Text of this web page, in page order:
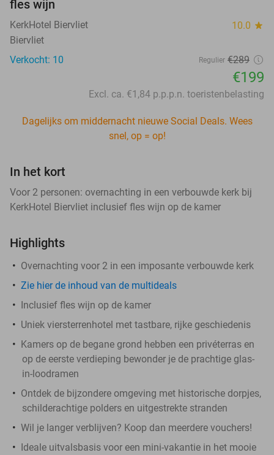
fles wijn
KerkHotel Biervliet 10.0 star
Biervliet
Verkocht: 10
Regulier €289
€199
Excl. ca. €1,84 p.p.p.n. toeristenbelasting
Dagelijks om middernacht nieuwe Social Deals. Wees
snel, op = op!
In het kort
Voor 2 personen: overnachting in een verbouwde kerk bij
KerkHotel Biervliet inclusief fles wijn op de kamer
Highlights
Overnachting voor 2 in een imposante verbouwde kerk
Zie hier de inhoud van de multideals
Inclusief fles wijn op de kamer
Uniek viersterrenhotel met tastbare, rijke geschiedenis
Kamers op de begane grond hebben een privéterras en
op de eerste verdieping bewonder je de prachtige glas-
in-loodramen
Ontdek de bijzondere omgeving met historische dorpjes,
schilderachtige polders en uitgestrekte stranden
Wil je langer verblijven? Koop dan meerdere vouchers!
Ideale uitvalsbasis voor een mini-vakantie in het mooie